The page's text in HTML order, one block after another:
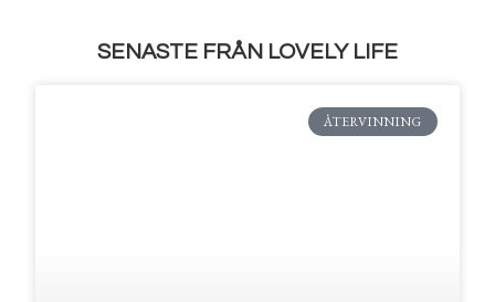
SENASTE FRÅN LOVELY LIFE
ÅTERVINNING